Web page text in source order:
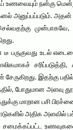
நன்கு
அனுப்பப்படும். அதன்
முன்பாகவே,
டீ பருகுவது உடல்
இதற்கு
போதுமான அளவு
மாறான பசி
அதிக